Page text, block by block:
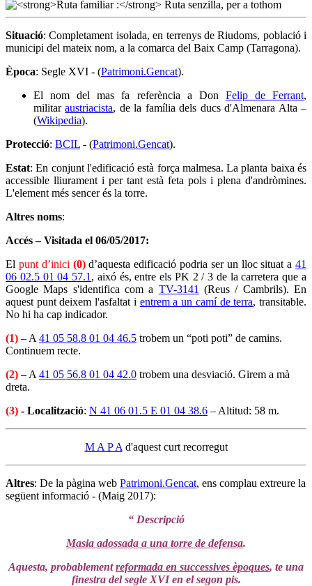
Situació: Completament isolada, en terrenys de Riudoms, població i
municipi del mateix nom, a la comarca del Baix Camp (Tarragona).
Època: Segle XVI - (Patrimoni.Gencat).
El nom del mas fa referència a Don Felip de Ferrant,
militaraustriacista, de la família dels ducs d'Almenara Alta –
(Wikipedia).
Protecció: BCIL - (Patrimoni.Gencat).
Estat: En conjunt l'edificació està força malmesa. La planta baixa és
accessible lliurament i per tant està feta pols i plena d'andròmines.
L'element més sencer és la torre.
Altres noms:
Accés – Visitada el 06/05/2017:
El punt d’inici (0)d’aquesta edificació podria ser un lloc situat a41
06 02.5 01 04 57.1 , aixó és, entre els PK 2 / 3 de la carretera que a
Google Maps s'identifica com a TV-3141 (Reus / Cambrils). En
aquest punt deixem l'asfaltat i entrem a un camí de terra, transitable.
No hi ha cap indicador.
(1) – A 41 05 58.8 01 04 46.5 trobem un “poti poti” de camins.
Continuem recte.
(2) – A 41 05 56.8 01 04 42.0 trobem una desviació. Girem a mà
dreta.
(3) - Localització: N 41 06 01.5 E 01 04 38.6 – Altitud: 58 m.
M A P A d'aquest curt recorregut
Altres: De la pàgina web Patrimoni.Gencat, ens complau extreure la
següent informació - (Maig 2017):
“ Descripció
Masia adossada a una torre de defensa.
Aquesta, probablementreformada en successives èpoques, te una
finestra del segle XVI en el segon pis.